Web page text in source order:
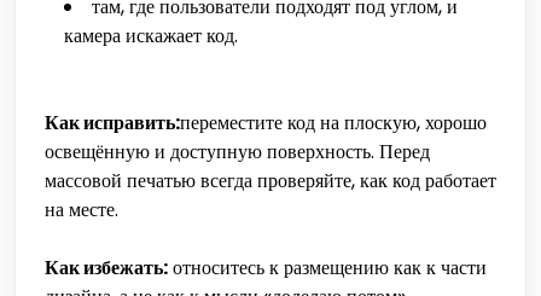
там, где пользователи подходят под углом, и
камера искажает код.
Как исправить:переместите код на плоскую, хорошо
освещённую и доступную поверхность. Перед
массовой печатью всегда проверяйте, как код работает
на месте.
Как избежать:относитесь к размещению как к части